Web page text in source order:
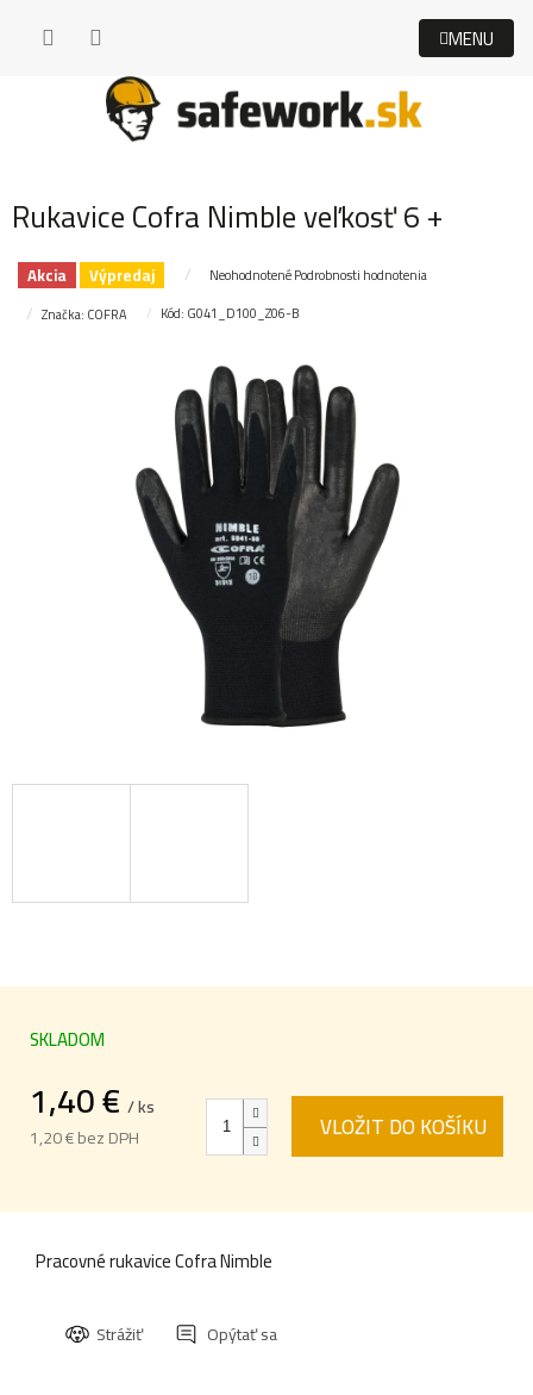
Rukavice Cofra Nimble veľkosť 6 +
Akcia Výpredaj
Priemerné
0,0
z
5
hviezdičiek.
NeohodnotenéPodrobnosti hodnotenia
Značka: COFRA Kód: G041_D100_Z06-B
SKLADOM
1,40 € / ks
1,20 € bez DPH
VLOŽIT DO KOŠÍKU
Pracovné rukavice Cofra Nimble
Opýtať sa
Strážiť